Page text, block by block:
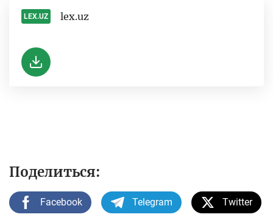
LEX.UZ lex.uz
Поделиться:
Facebook Telegram Twitter